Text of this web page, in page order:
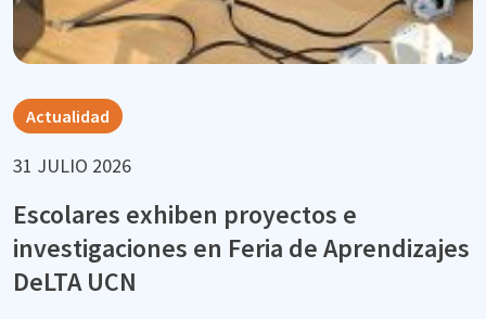
Actualidad
31 JULIO 2026
Escolares exhiben proyectos e
investigaciones en Feria de Aprendizajes
DeLTA UCN